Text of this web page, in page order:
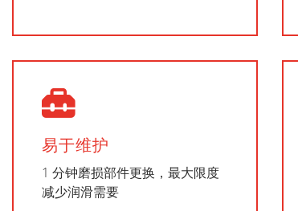
易于维护
1 分钟磨损部件更换，最大限度
减少润滑需要